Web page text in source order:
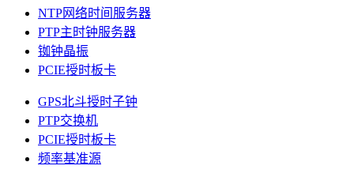
NTP网络时间服务器
PTP主时钟服务器
铷钟晶振
PCIE授时板卡
GPS北斗授时子钟
PTP交换机
PCIE授时板卡
频率基准源